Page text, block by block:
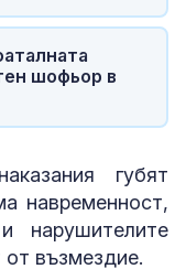
шофьор в
губят
навременност,
нарушителите
възмездие.